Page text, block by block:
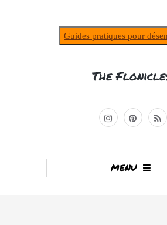
Guides pratiques pour
The
MENU